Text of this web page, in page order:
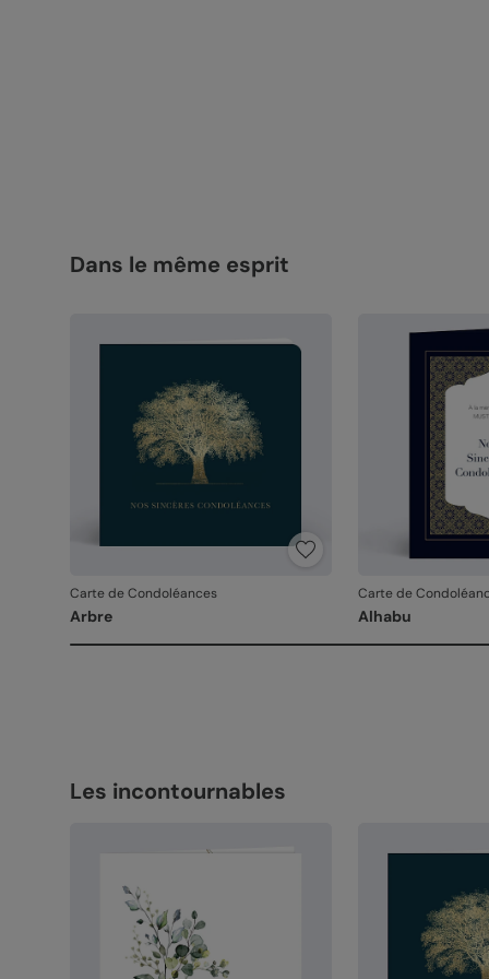
Dans le même esprit
Carte de Condoléances
Arbre
Carte de
Alhabu
Les incontournables